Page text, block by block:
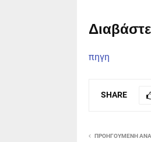
πηγη
SHARE
ΠΡΟΗΓΟΎΜΕΝΗ